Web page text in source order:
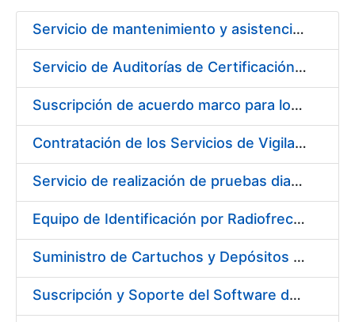
Servicio de mantenimiento y asistencia técnica de equipos audiovisuales y alquiler de equipos de sonido y video y de interpretación simultánea en las instalaciones de la FNMT-RCM en Madrid
Servicio de Auditorías de Certificación de los sistemas de gestión de la FNMT-RCM
Suscripción de acuerdo marco para los Servicios de Catering y Almuerzos Protocolarios para eventos celebrados en la Real Casa de la Moneda – Fábrica Nacional de Moneda y Timbre
Contratación de los Servicios de Vigilancia de la Salud Individual y Colectiva y diversas actividades preventivas y sanitarias
Servicio de realización de pruebas diagnósticas de COVID-19
Equipo de Identificación por Radiofrecuencia (RFID)
Suministro de Cartuchos y Depósitos de Tinta Originales para Impresoras
Suscripción y Soporte del Software de Diseño Carveco